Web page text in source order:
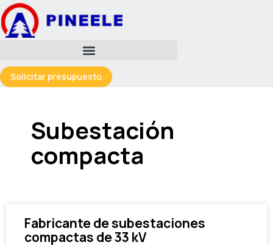
跳
至
内
Solicitar presupuesto
Subestación
compacta
Fabricante de subestaciones
compactas de 33 kV